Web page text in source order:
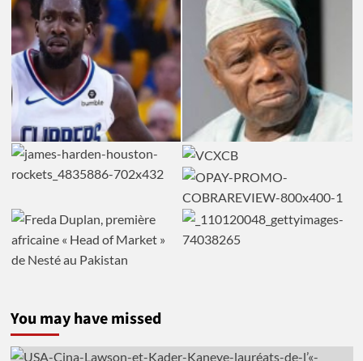
You may have missed